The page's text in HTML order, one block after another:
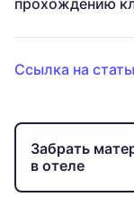
Ссылка на
Забрать
в отеле